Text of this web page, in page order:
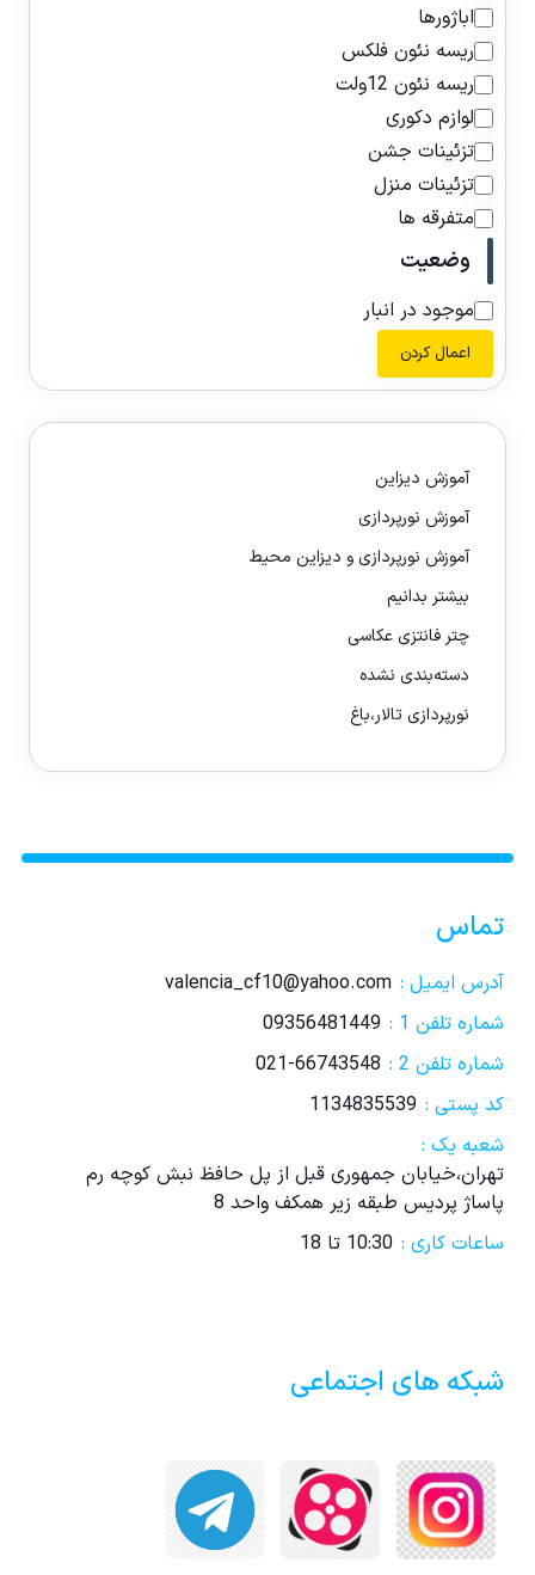
اباژورها
ریسه نئون فلکس
ریسه نئون 12ولت
لوازم دکوری
تزئینات جشن
تزئینات منزل
متفرقه ها
وضعیت
موجود در انبار
اعمال کردن
آموزش دیزاین
آموزش نورپردازی
آموزش نورپردازی و دیزاین محیط
بیشتر بدانیم
چتر فانتزی عکاسی
دسته‌بندی نشده
نورپردازی تالار،باغ
تماس
آدرس ایمیل : valencia_cf10@yahoo.com
شماره تلفن 1 :
09356481449
شماره تلفن 2 :
021-66743548
کد پستی : 1134835539
شعبه یک :
تهران،خیابان جمهوری قبل از پل حافظ نبش کوچه رم
پاساژ پردیس طبقه زیر همکف واحد 8
ساعات کاری : 10:30 تا 18
شبکه های اجتماعی